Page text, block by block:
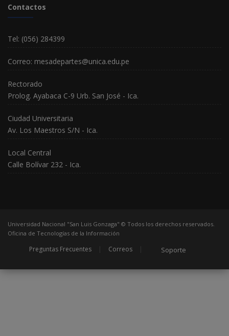
Contactos
Tel: (056) 284399
Correo: mesadepartes@unica.edu.pe
Rectorado
Prolog. Ayabaca C-9 Urb. San José - Ica.
Ciudad Universitaria
Av. Los Maestros S/N - Ica.
Local Central
Calle Bolívar 232 - Ica.
Universidad Nacional "San Luis Gonzaga" © Todos los derechos reservados.
Oficina de Tecnologías de la Información
Preguntas Frecuentes Correos Soporte